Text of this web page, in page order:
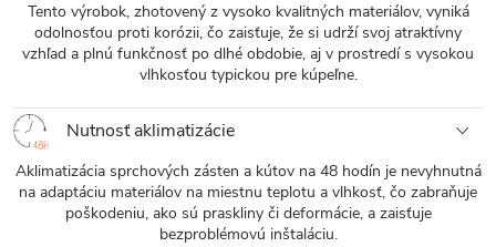
Tento výrobok, zhotovený z vysoko kvalitných materiálov, vyniká
odolnosťou proti korózii, čo zaisťuje, že si udrží svoj atraktívny
vzhľad a plnú funkčnosť po dlhé obdobie, aj v prostredí s vysokou
vlhkosťou typickou pre kúpeľne.
Nutnosť aklimatizácie
Aklimatizácia sprchových zásten a kútov na 48 hodín je nevyhnutná
na adaptáciu materiálov na miestnu teplotu a vlhkosť, čo zabraňuje
poškodeniu, ako sú praskliny či deformácie, a zaisťuje
bezproblémovú inštaláciu.